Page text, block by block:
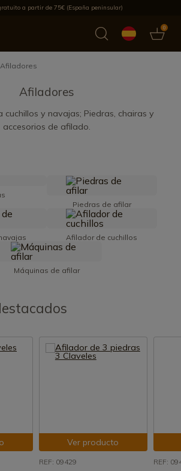
a partir de 75€ (España peninsular)
0
Ultimas novedades Los más vendidos
Afiladores
Afiladores
y navajas; Piedras, chairas y
accesorios de afilado.
Piedras de afilar
Afilador de cuchillos
Máquinas de afilar
Ver producto
REF: 09429 REF: